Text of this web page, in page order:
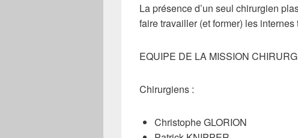
La présence d’un seul chirurgien
faire travailler (et former) les
EQUIPE DE LA MISSION
Chirurgiens :
Christophe GLORION